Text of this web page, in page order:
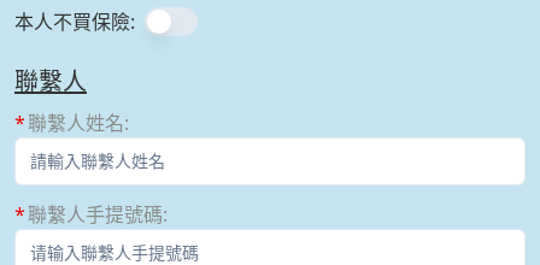
本人不買保險:
聯繫人
聯繫人姓名:
聯繫人手提號碼: